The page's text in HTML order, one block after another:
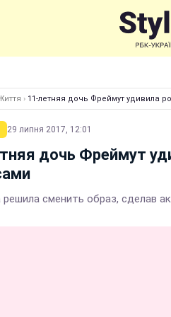
› 11-летняя дочь Фреймут удивила
29 липня 2017, 12:01
дочь Фреймут
сменить образ, сделав